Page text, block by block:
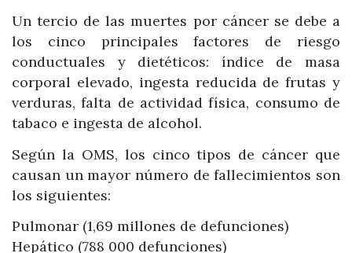
Un tercio de las muertes por cáncer se debe a
los cinco principales factores de riesgo
conductuales y dietéticos: índice de masa
corporal elevado, ingesta reducida de frutas y
verduras, falta de actividad física, consumo de
tabaco e ingesta de alcohol.
Según la OMS, los cinco tipos de cáncer que
causan un mayor número de fallecimientos son
los siguientes:
Pulmonar (1,69 millones de defunciones)
Hepático (788 000 defunciones)